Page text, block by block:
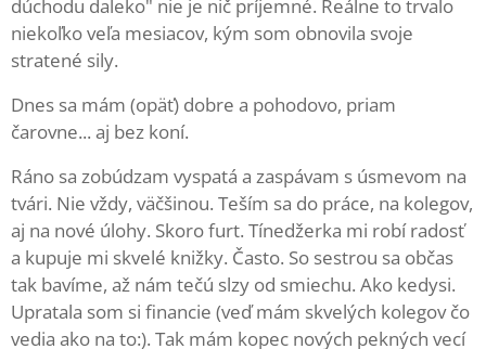
dúchodu daleko" nie je nič príjemné. Reálne to trvalo
niekoľko veľa mesiacov, kým som obnovila svoje
stratené sily.
Dnes sa mám (opäť) dobre a pohodovo, priam
čarovne... aj bez koní.
Ráno sa zobúdzam vyspatá a zaspávam s úsmevom na
tvári. Nie vždy, väčšinou. Teším sa do práce, na kolegov,
aj na nové úlohy. Skoro furt. Tínedžerka mi robí radosť
a kupuje mi skvelé knižky. Často. So sestrou sa občas
tak bavíme, až nám tečú slzy od smiechu. Ako kedysi.
Upratala som si financie (veď mám skvelých kolegov čo
vedia ako na to:). Tak mám kopec nových pekných vecí